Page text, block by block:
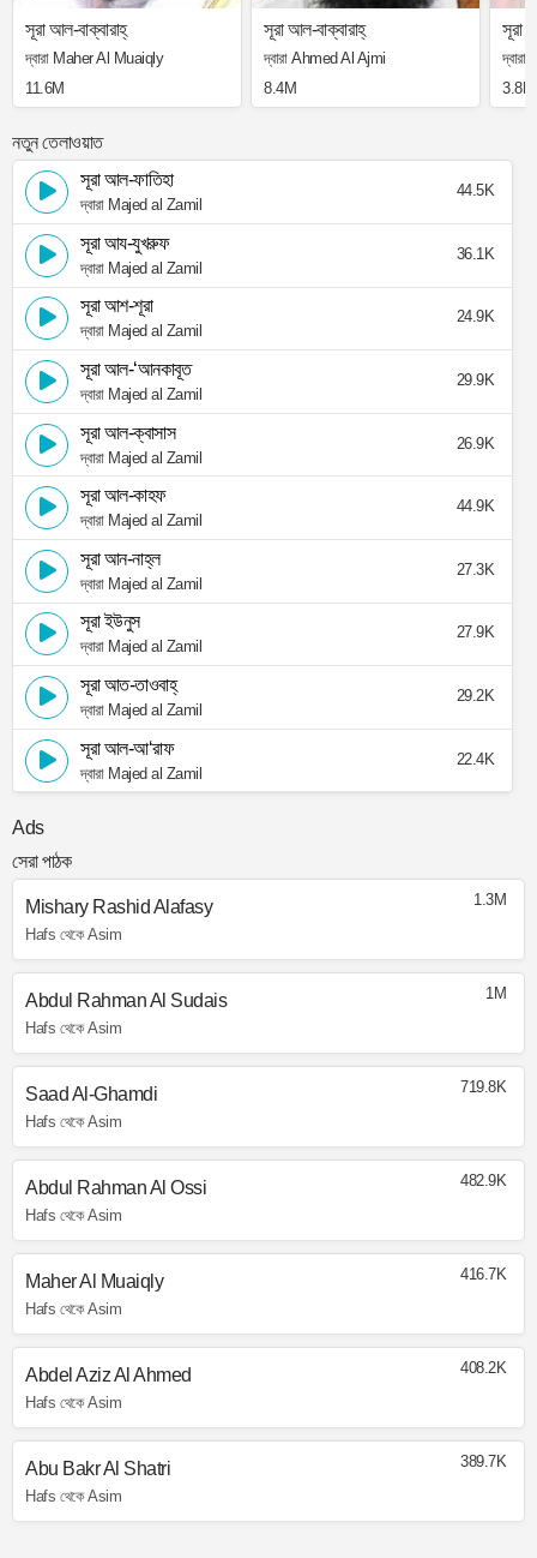
সূরা আল-বাক্বারাহ্
দ্বারা Maher Al Muaiqly
11.6M
সূরা আল-বাক্বারাহ্
দ্বারা Ahmed Al Ajmi
8.4M
সূরা
3.8M
নতুন তেলাওয়াত
সূরা আল-ফাতিহা
দ্বারা Majed al Zamil
44.5K
সূরা আয-যুখরুফ
দ্বারা Majed al Zamil
36.1K
সূরা আশ-শূরা
দ্বারা Majed al Zamil
24.9K
সূরা আল-‘আনকাবূত
দ্বারা Majed al Zamil
29.9K
সূরা আল-ক্বাসাস
দ্বারা Majed al Zamil
26.9K
সূরা আল-কাহফ
দ্বারা Majed al Zamil
44.9K
সূরা আন-নাহ্‌ল
দ্বারা Majed al Zamil
27.3K
সূরা ইউনুস
দ্বারা Majed al Zamil
27.9K
সূরা আত-তাওবাহ্
দ্বারা Majed al Zamil
29.2K
সূরা আল-আ‘রাফ
দ্বারা Majed al Zamil
22.4K
Ads
সেরা পাঠক
Mishary Rashid Alafasy
Hafs থেকে Asim
1.3M
Abdul Rahman Al Sudais
Hafs থেকে Asim
1M
Saad Al-Ghamdi
Hafs থেকে Asim
719.8K
Abdul Rahman Al Ossi
Hafs থেকে Asim
482.9K
Maher Al Muaiqly
Hafs থেকে Asim
416.7K
Abdel Aziz Al Ahmed
Hafs থেকে Asim
408.2K
Abu Bakr Al Shatri
Hafs থেকে Asim
389.7K